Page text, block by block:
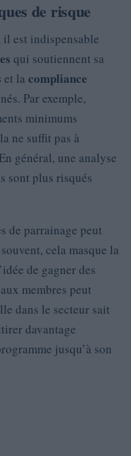
de risque
il est indispensable
qui soutiennent sa
et la compliance
Par exemple,
minimums
ne suffit pas à
général, une analyse
sont plus risqués
de parrainage peut
cela masque la
de gagner des
membres peut
dans le secteur sait
davantage
jusqu’à son